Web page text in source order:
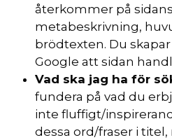
återkommer på
metabeskrivning,
brödtexten. Du
Google att sidan
Vad ska jag ha för
fundera på vad du
inte fluffigt/
dessa ord/fraser i